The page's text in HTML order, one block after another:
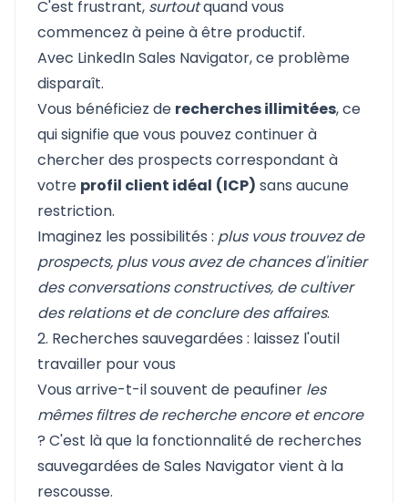
C'est frustrant, surtoutquand vous
commencez à peine à être productif.
Avec LinkedIn Sales Navigator, ce problème
disparaît.
Vous bénéficiez de recherches illimitées, ce
qui signifie que vous pouvez continuer à
chercher des prospects correspondant à
votre profil client idéal (ICP) sans aucune
restriction.
Imaginez les possibilités : plus vous trouvez de
prospects, plus vous avez de chances d'initier
des conversations constructives, de cultiver
des relations et de conclure des affaires.
2. Recherches sauvegardées : laissez l'outil
travailler pour vous
Vous arrive-t-il souvent de peaufiner les
mêmes filtres de recherche encore et encore
? C'est là que la fonctionnalité de recherches
sauvegardées de Sales Navigator vient à la
rescousse.